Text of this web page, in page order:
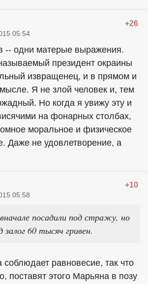
+26
05:54
-- одни матерые выражения.
президент окраины
извращенец, и в прямом и
Я не злой человек и, тем
Но когда я увижу эту и
на фонарных столбах,
моральное и физическое
Даже не удовлетворение, а
+10
05:58
посадили под стражу, но
залог 60 тысяч гривен.
соблюдает равновесие, так что
поставят этого Марьяна в позу